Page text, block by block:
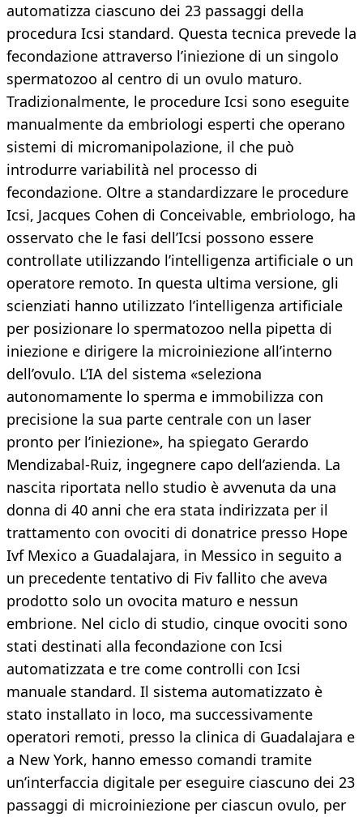
automatizza ciascuno dei 23 passaggi della
procedura Icsi standard. Questa tecnica prevede la
fecondazione attraverso l’iniezione di un singolo
spermatozoo al centro di un ovulo maturo.
Tradizionalmente, le procedure Icsi sono eseguite
manualmente da embriologi esperti che operano
sistemi di micromanipolazione, il che può
introdurre variabilità nel processo di
fecondazione. Oltre a standardizzare le procedure
Icsi, Jacques Cohen di Conceivable, embriologo, ha
osservato che le fasi dell’Icsi possono essere
controllate utilizzando l’intelligenza artificiale o un
operatore remoto. In questa ultima versione, gli
scienziati hanno utilizzato l’intelligenza artificiale
per posizionare lo spermatozoo nella pipetta di
iniezione e dirigere la microiniezione all’interno
dell’ovulo. L’IA del sistema «seleziona
autonomamente lo sperma e immobilizza con
precisione la sua parte centrale con un laser
pronto per l’iniezione», ha spiegato Gerardo
Mendizabal-Ruiz, ingegnere capo dell’azienda. La
nascita riportata nello studio è avvenuta da una
donna di 40 anni che era stata indirizzata per il
trattamento con ovociti di donatrice presso Hope
Ivf Mexico a Guadalajara, in Messico in seguito a
un precedente tentativo di Fiv fallito che aveva
prodotto solo un ovocita maturo e nessun
embrione. Nel ciclo di studio, cinque ovociti sono
stati destinati alla fecondazione con Icsi
automatizzata e tre come controlli con Icsi
manuale standard. Il sistema automatizzato è
stato installato in loco, ma successivamente
operatori remoti, presso la clinica di Guadalajara e
a New York, hanno emesso comandi tramite
un’interfaccia digitale per eseguire ciascuno dei 23
passaggi di microiniezione per ciascun ovulo, per